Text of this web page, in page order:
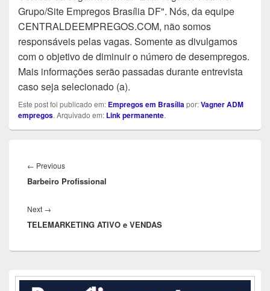
Grupo/Site Empregos Brasília DF". Nós, da equipe
CENTRALDEEMPREGOS.COM, não somos
responsáveis pelas vagas. Somente as divulgamos
com o objetivo de diminuir o número de desempregos.
Mais informações serão passadas durante entrevista
caso seja selecionado (a).
Este post foi publicado em: Empregos em Brasíliapor:Vagner ADM
empregos. Arquivado em: Link permanente.
de
Post
← PreviousPrevious
post:
Barbeiro Profissional
Next →
post:
TELEMARKETING ATIVO e VENDAS
Área